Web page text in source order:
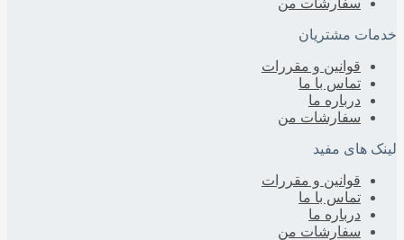
خدمات مشتریان
قوانین و مقررات
تماس با ما
درباره‌ ما
سفارشات من
لینک های مفید
قوانین و مقررات
تماس با ما
درباره‌ ما
سفارشات من